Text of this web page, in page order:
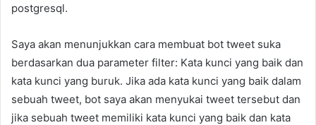
postgresql.
Saya akan menunjukkan cara membuat bot tweet suka
berdasarkan dua parameter filter: Kata kunci yang baik dan
kata kunci yang buruk. Jika ada kata kunci yang baik dalam
sebuah tweet, bot saya akan menyukai tweet tersebut dan
jika sebuah tweet memiliki kata kunci yang baik dan kata